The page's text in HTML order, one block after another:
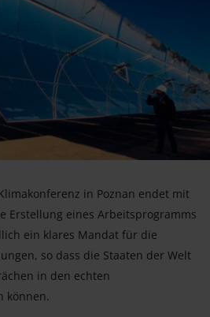
in Poznan endet mit
Erstellung eines Arbeitsprogramms
ein klares Mandat für die
so dass die Staaten der Welt
in den echten
können.